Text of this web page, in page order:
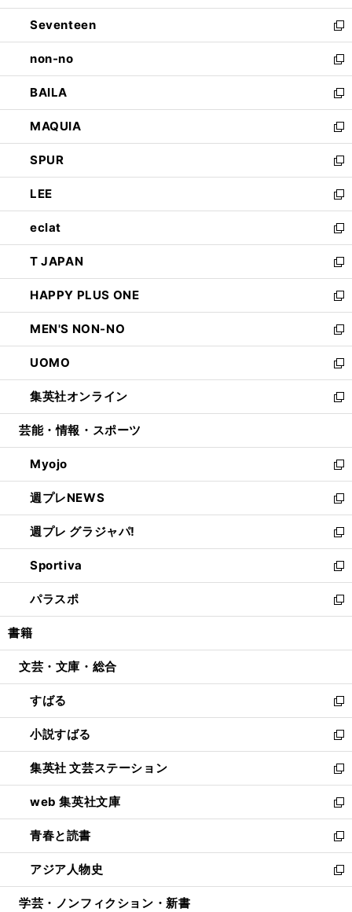
開
く
ウ
で
開
く
ン
ド
ウ
で
開
く
Seventeen
新
し
い
ウ
ィ
ン
ド
ウ
で
開
く
non-no
新
し
い
ウ
ィ
ン
ド
ウ
で
開
く
BAILA
新
し
い
ウ
ィ
ン
ド
ウ
で
開
く
MAQUIA
新
し
い
ウ
ィ
ン
ド
ウ
で
開
く
SPUR
新
し
い
ウ
ィ
ン
ド
ウ
で
開
く
LEE
新
し
い
ウ
ィ
ン
ド
ウ
で
開
く
eclat
新
し
い
ウ
ィ
ン
ド
ウ
で
開
く
T JAPAN
新
し
い
ウ
ィ
ン
ド
ウ
で
開
HAPPY PLUS ONE
新
し
い
ウ
ィ
ン
ド
ウ
開
く
MEN'S NON-NO
新
し
い
ウ
ィ
ン
ウ
で
開
く
UOMO
新
し
い
ウ
ン
ド
ウ
で
開
く
集英社オンライン
新
し
ウ
ィ
ン
ド
ウ
で
開
く
芸能・情報・スポーツ
Myojo
新
し
い
ウ
ィ
ン
ド
ウ
で
開
週プレNEWS
新
し
い
ウ
ィ
ン
ド
ウ
開
週プレ グラジャパ!
新
し
い
ウ
ィ
ン
ウ
開
く
Sportiva
新
し
い
ウ
ン
ウ
で
開
く
パラスポ
新
し
ウ
ン
ド
ウ
で
開
く
書籍
文芸・文庫・総合
すばる
新
し
い
ウ
ィ
ン
ド
ウ
で
開
く
小説すばる
新
し
い
ウ
ィ
ン
ド
ウ
で
開
集英社 文芸ステーション
新
し
い
ウ
ィ
ン
ド
ウ
web 集英社文庫
新
し
い
ウ
ィ
ン
青春と読書
新
し
い
ウ
アジア人物史
新
し
学芸・ノンフィクション・新書